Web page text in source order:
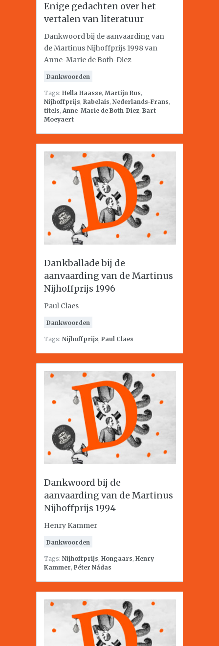
Enige gedachten over het
vertalen van literatuur
Dankwoord bij de aanvaarding van
de Martinus Nijhoffprijs 1998 van
Anne-Marie de Both-Diez
Dankwoorden
Tags: Hella Haasse, Martijn Rus,
Nijhoffprijs, Rabelais, Nederlands-Frans,
titels, Anne-Marie de Both-Diez, Bart
Moeyaert
Dankballade bij de
aanvaarding van de Martinus
Nijhoffprijs 1996
Paul Claes
Dankwoorden
Tags: Nijhoffprijs, Paul Claes
Dankwoord bij de
aanvaarding van de Martinus
Nijhoffprijs 1994
Henry Kammer
Dankwoorden
Tags: Nijhoffprijs, Hongaars, Henry
Kammer, Péter Nádas